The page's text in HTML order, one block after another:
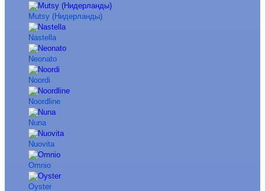
Mutsy (Нидерланды)
Nastella
Neonato
Noordi
Noordline
Nuna
Nuovita
Omnio
Oyster